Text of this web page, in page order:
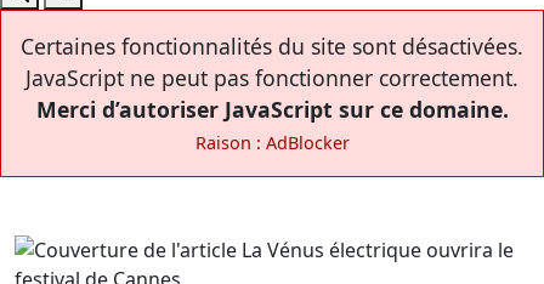
Certaines fonctionnalités du site sont désactivées.
JavaScript ne peut pas fonctionner correctement.
Merci d’autoriser JavaScript sur ce domaine.
Raison : AdBlocker